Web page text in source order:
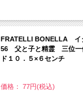
FRATELLI BONELLA イ
56 父と子と精霊 三位一
ド１０．５×６センチ
価格： 77円(税込)